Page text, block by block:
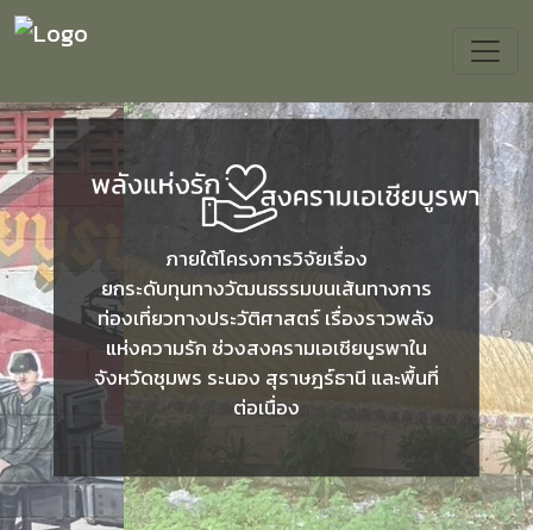
ภายใต้โครงการวิจัยเรื่อง
ยกระดับทุนทางวัฒนธรรมบนเส้นทางการ
ท่องเที่ยวทางประวัติศาสตร์ เรื่องราวพลัง
แห่งความรัก ช่วงสงครามเอเชียบูรพาใน
จังหวัดชุมพร ระนอง สุราษฎร์ธานี และพื้นที่
ต่อเนื่อง
Previous Next